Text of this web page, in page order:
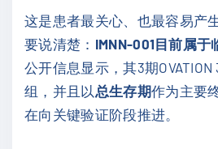
这是患者最关心、也最容易产
要说清楚： IMNN-001目前属
公开信息显示，其3期
组，并且以 总生存期作为主要
在向关键验证阶段推进。